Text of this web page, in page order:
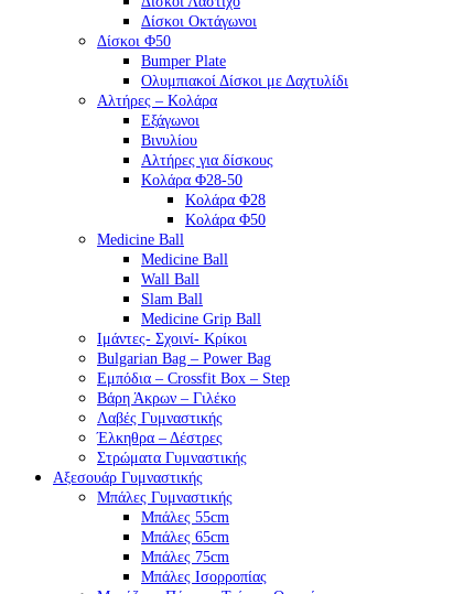
Δίσκοι Οκτάγωνοι
Δίσκοι Φ50
Bumper Plate
Ολυμπιακοί Δίσκοι με Δαχτυλίδι
Αλτήρες – Κολάρα
Εξάγωνοι
Βινυλίου
Αλτήρες για δίσκους
Κολάρα Φ28-50
Κολάρα Φ28
Κολάρα Φ50
Medicine Ball
Medicine Ball
Wall Ball
Slam Ball
Medicine Grip Ball
Ιμάντες- Σχοινί- Κρίκοι
Bulgarian Bag – Power Bag
Εμπόδια – Crossfit Box – Step
Βάρη Άκρων – Γιλέκο
Λαβές Γυμναστικής
Έλκηθρα – Δέστρες
Στρώματα Γυμναστικής
Αξεσουάρ Γυμναστικής
Μπάλες Γυμναστικής
Μπάλες 55cm
Μπάλες 65cm
Μπάλες 75cm
Μπάλες Ισορροπίας